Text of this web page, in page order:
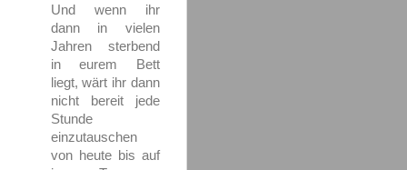
Und wenn ihr
dann in vielen
Jahren sterbend
in eurem Bett
liegt, wärt ihr dann
nicht bereit jede
Stunde
einzutauschen
von heute bis auf